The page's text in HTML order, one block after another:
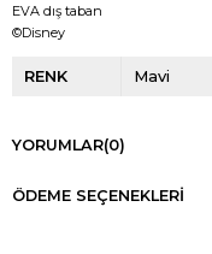
EVA dış taban
©Disney
RENK Mavi
YORUMLAR(0)
ÖDEME SEÇENEKLERI